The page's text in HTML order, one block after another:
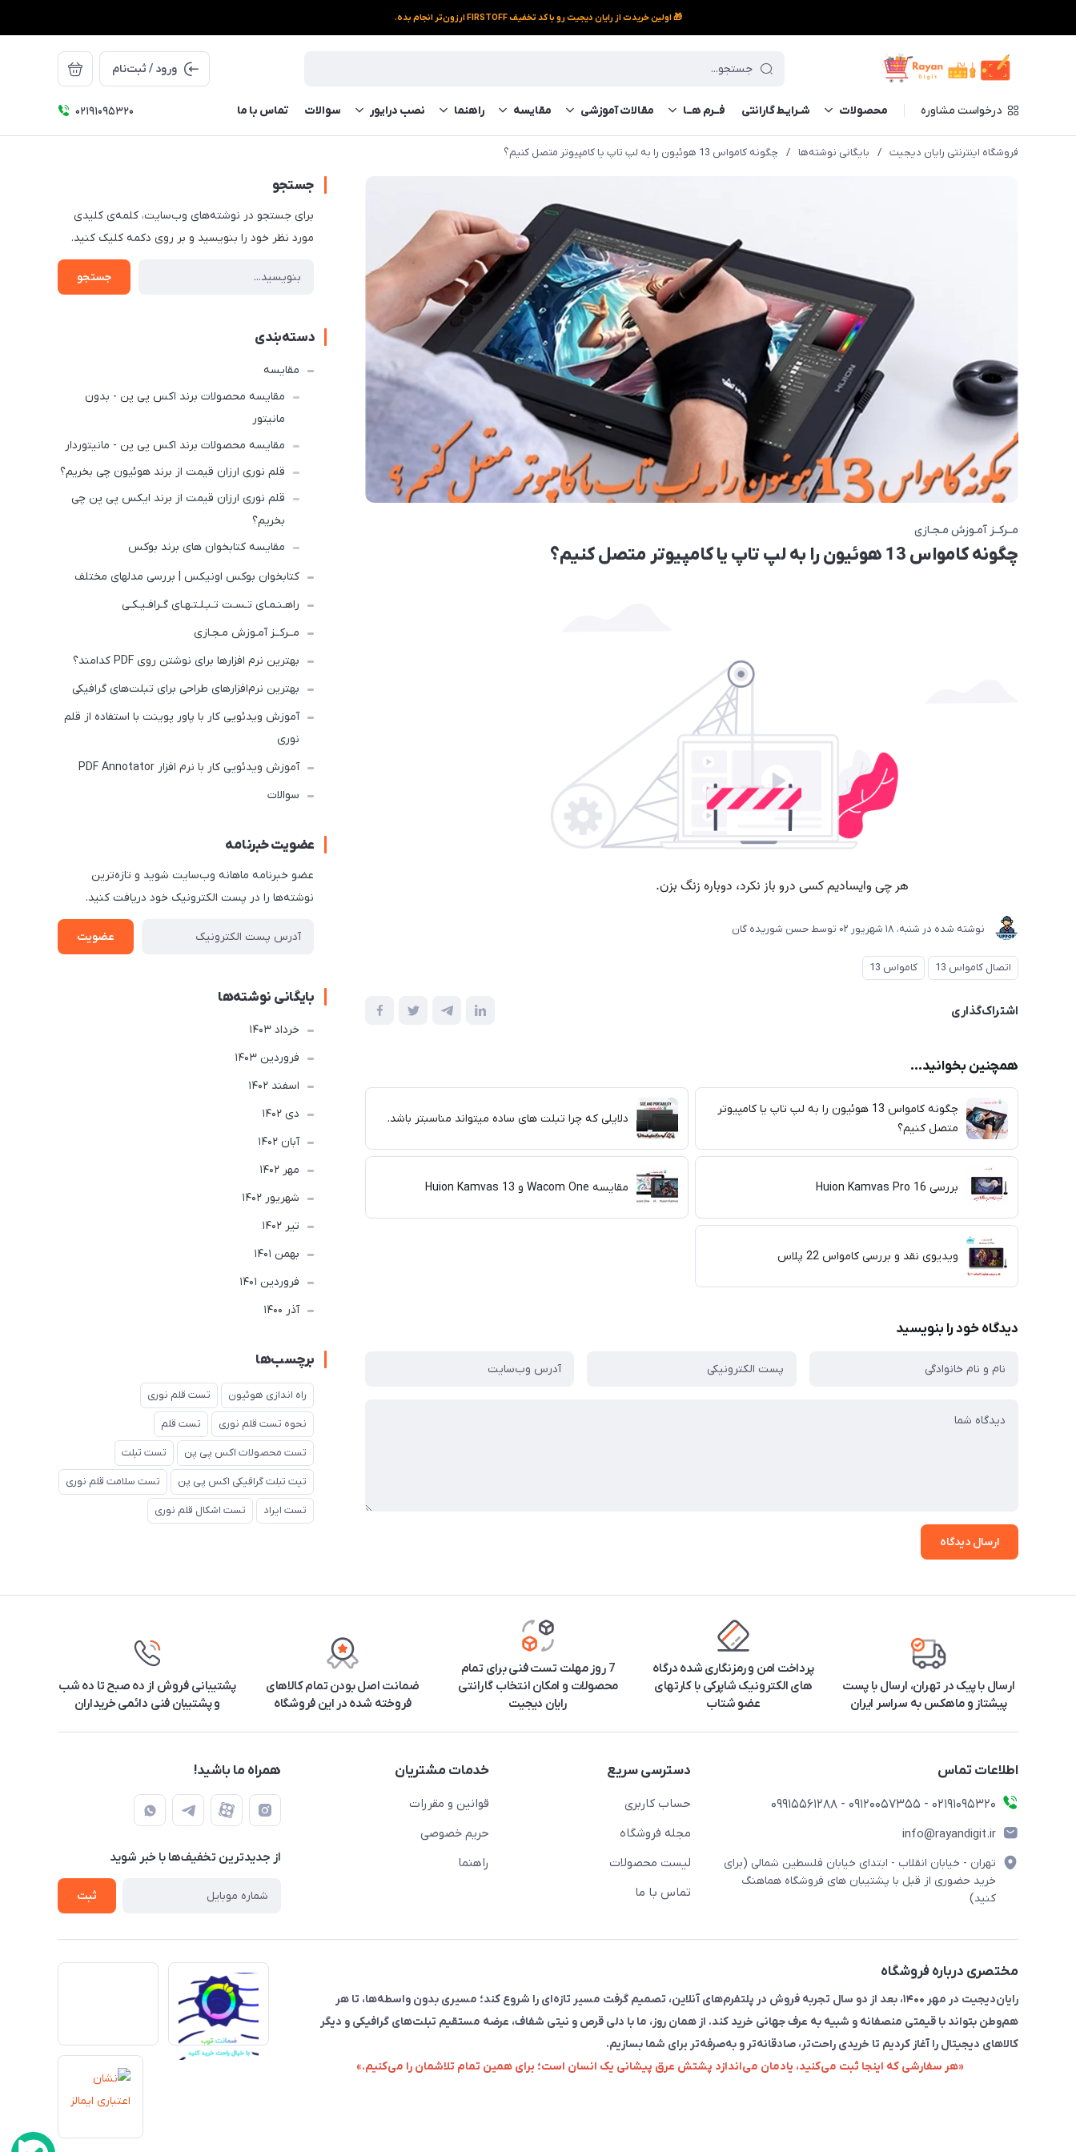
🎁 اولین خریدت از رایان دیجیت رو با کد تخفیف FIRSTOFF ارزون‌تر انجام بده.
ورود / ثبت‌نام
درخواست مشاوره محصولات شـرایـط گارانتی فــرم‌ هــا مقالات آموزشی مقایسه راهنما نصب درایور سوالات تماس با ما ۰۲۱91095320
فروشگاه اینترنتی رایان دیجیت / بایگانی نوشته‌ها / چگونه کامواس 13 هوئیون را به لپ تاپ یا کامپیوتر متصل کنیم؟
مــرکــز آمـوزش مـجـازی
چگونه کامواس 13 هوئیون را به لپ تاپ یا کامپیوتر متصل کنیم؟
نوشته شده در شنبه، 18 شهریور 02 توسط حسن شوریده گان
اتصال کامواس 13 کامواس 13
اشتراک‌گذاری
همچنین بخوانید...
چگونه کامواس 13 هوئیون را به لپ تاپ یا کامپیوتر
متصل کنیم؟
دلایلی که چرا تبلت های ساده میتواند مناسبتر باشد.
بررسی Huion Kamvas Pro 16 مقایسه Wacom One و Huion Kamvas 13
ویدیوی نقد و بررسی کامواس 22 پلاس
دیدگاه خود را بنویسید
ارسال دیدگاه
جستجو
برای جستجو در نوشته‌های وب‌سایت، کلمه‌ی کلیدی
مورد نظر خود را بنویسید و بر روی دکمه کلیک کنید.
جستجو
دسته‌بندی
مقایسه
مقایسه محصولات برند اکس پی پن - بدون
مانیتور
مقایسه محصولات برند اکس پی پن - مانیتوردار
قلم نوری ارزان قیمت از برند هوئیون چی بخریم؟
قلم نوری ارزان قیمت از برند ایکس پی پن چی
بخریم؟
مقایسه کتابخوان های برند بوکس
کتابخوان بوکس اونیکس | بررسی مدلهای مختلف
راهـنـمـای تـسـت تـبـلـتـهـای گـرافـیـکـی
مــرکــز آمـوزش مـجـازی
بهترین نرم افزارها برای نوشتن روی PDF کدامند؟
بهترین نرم‌افزارهای طراحی برای تبلت‌های گرافیکی
آموزش ویدئویی کار با پاور پوینت با استفاده از قلم
نوری
آموزش ویدئویی کار با نرم افزار PDF Annotator
سوالات
عضویت خبرنامه
عضو خبرنامه ماهانه وب‌سایت شوید و تازه‌ترین
نوشته‌ها را در پست الکترونیک خود دریافت کنید.
عضویت
بایگانی نوشته‌ها
خرداد 1403
فروردین 1403
اسفند 1402
دی 1402
آبان 1402
مهر 1402
شهریور 1402
تير 1402
بهمن 1401
فروردین 1401
آذر 1400
برچسب‌ها
راه اندازی هوئیون تست قلم نوری
نحوه تست قلم نوری تست قلم
تست محصولات اکس پی پن تست تبلت
تیت تبلت گرافیکی اکس پی پن تست سلامت قلم نوری
تست ایراد تست اشکال قلم نوری
ارسال با پیک در تهران، ارسال با پست
پیشتاز و ماهکس به سراسر ایران
پرداخت امن و رمزنگاری شده درگاه
های الکترونیک شاپرکی با کارتهای
عضو شتاب
7 روز مهلت تست فنی برای تمام
محصولات و امکان انتخاب گارانتی
رایان دیجیت
ضمانت اصل بودن تمام کالاهای
فروخته شده در این فروشگاه
پشتیبانی فروش از ده صبح تا ده شب
و پشتیبان فنی دائمی خریداران
اطلاعات تماس
۰۲۱91095320 - 09120057355 - 09915561288
info@rayandigit.ir
تهران - خیابان انقلاب - ابتدای خیابان فلسطین شمالی (برای
خرید حضوری از قبل با پشتیبان های فروشگاه هماهنگ
کنید)
دسترسی سریع
حساب کاربری
مجله فروشگاه
لیست محصولات
تماس با ما
خدمات مشتریان
قوانین و مقررات
حریم خصوصی
راهنما
همراه ما باشید!
از جدید‌ترین تخفیف‌ها با‌ خبر شوید
ثبت
مختصری درباره فروشگاه
رایان‌دیجیت در مهر ۱۴۰۰، بعد از دو سال تجربه فروش در پلتفرم‌های آنلاین، تصمیم گرفت مسیر تازه‌ای را شروع کند؛ مسیری بدون واسطه‌ها، تا هر
هم‌وطن بتواند با قیمتی منصفانه و شبیه به عرف جهانی خرید کند. از همان روز، ما با دلی قرص و نیتی شفاف، عرضه مستقیم تبلت‌های گرافیکی و دیگر
کالاهای دیجیتال را آغاز کردیم تا خریدی راحت‌تر، صادقانه‌تر و به‌صرفه‌تر برای شما بسازیم.
«هر سفارشی که اینجا ثبت می‌کنید، یادمان می‌اندازد پشتش عرق پیشانی یک انسان است؛ برای همین تمام تلاشمان را می‌کنیم.»